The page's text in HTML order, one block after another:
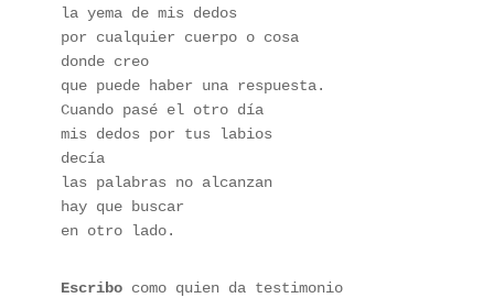
la yema de mis dedos
por cualquier cuerpo o cosa
donde creo
que puede haber una respuesta.
Cuando pasé el otro día
mis dedos por tus labios
decía
las palabras no alcanzan
hay que buscar
en otro lado.
Escribo como quien da testimonio